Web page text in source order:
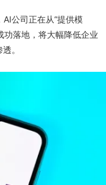
公司正在从“提供模
功落地，将大幅降低企业
。